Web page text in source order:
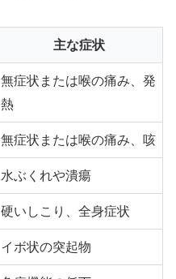
主な症状
無症状または喉の痛み、発
熱
無症状または喉の痛み、咳
水ぶくれや潰瘍
硬いしこり、全身症状
イボ状の突起物